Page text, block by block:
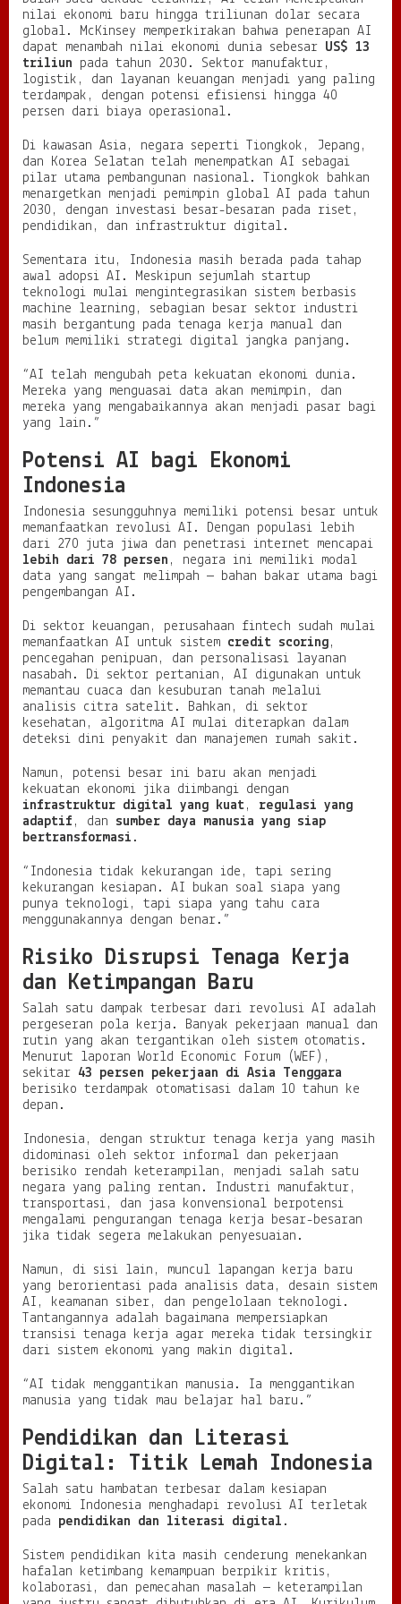
nilai ekonomi baru hingga triliunan dolar secara
global. McKinsey memperkirakan bahwa penerapan AI
dapat menambah nilai ekonomi dunia sebesar US$ 13
triliun pada tahun 2030. Sektor manufaktur,
logistik, dan layanan keuangan menjadi yang paling
terdampak, dengan potensi efisiensi hingga 40
persen dari biaya operasional.
Di kawasan Asia, negara seperti Tiongkok, Jepang,
dan Korea Selatan telah menempatkan AI sebagai
pilar utama pembangunan nasional. Tiongkok bahkan
menargetkan menjadi pemimpin global AI pada tahun
2030, dengan investasi besar-besaran pada riset,
pendidikan, dan infrastruktur digital.
Sementara itu, Indonesia masih berada pada tahap
awal adopsi AI. Meskipun sejumlah startup
teknologi mulai mengintegrasikan sistem berbasis
machine learning, sebagian besar sektor industri
masih bergantung pada tenaga kerja manual dan
belum memiliki strategi digital jangka panjang.
“AI telah mengubah peta kekuatan ekonomi dunia.
Mereka yang menguasai data akan memimpin, dan
mereka yang mengabaikannya akan menjadi pasar bagi
yang lain.”
Potensi AI bagi Ekonomi
Indonesia
Indonesia sesungguhnya memiliki potensi besar untuk
memanfaatkan revolusi AI. Dengan populasi lebih
dari 270 juta jiwa dan penetrasi internet mencapai
lebih dari 78 persen , negara ini memiliki modal
data yang sangat melimpah — bahan bakar utama bagi
pengembangan AI.
Di sektor keuangan, perusahaan fintech sudah mulai
memanfaatkan AI untuk sistem credit scoring,
pencegahan penipuan, dan personalisasi layanan
nasabah. Di sektor pertanian, AI digunakan untuk
memantau cuaca dan kesuburan tanah melalui
analisis citra satelit. Bahkan, di sektor
kesehatan, algoritma AI mulai diterapkan dalam
deteksi dini penyakit dan manajemen rumah sakit.
Namun, potensi besar ini baru akan menjadi
kekuatan ekonomi jika diimbangi dengan
infrastruktur digital yang kuat, regulasi yang
adaptif , dan sumber daya manusia yang siap
bertransformasi .
“Indonesia tidak kekurangan ide, tapi sering
kekurangan kesiapan. AI bukan soal siapa yang
punya teknologi, tapi siapa yang tahu cara
menggunakannya dengan benar.”
Risiko Disrupsi Tenaga Kerja
dan Ketimpangan Baru
Salah satu dampak terbesar dari revolusi AI adalah
pergeseran pola kerja. Banyak pekerjaan manual dan
rutin yang akan tergantikan oleh sistem otomatis.
Menurut laporan World Economic Forum (WEF),
sekitar 43 persen pekerjaan di Asia Tenggara
berisiko terdampak otomatisasi dalam 10 tahun ke
depan.
Indonesia, dengan struktur tenaga kerja yang masih
didominasi oleh sektor informal dan pekerjaan
berisiko rendah keterampilan, menjadi salah satu
negara yang paling rentan. Industri manufaktur,
transportasi, dan jasa konvensional berpotensi
mengalami pengurangan tenaga kerja besar-besaran
jika tidak segera melakukan penyesuaian.
Namun, di sisi lain, muncul lapangan kerja baru
yang berorientasi pada analisis data, desain sistem
AI, keamanan siber, dan pengelolaan teknologi.
Tantangannya adalah bagaimana mempersiapkan
transisi tenaga kerja agar mereka tidak tersingkir
dari sistem ekonomi yang makin digital.
“AI tidak menggantikan manusia. Ia menggantikan
manusia yang tidak mau belajar hal baru.”
Pendidikan dan Literasi
Digital: Titik Lemah Indonesia
Salah satu hambatan terbesar dalam kesiapan
ekonomi Indonesia menghadapi revolusi AI terletak
pada pendidikan dan literasi digital .
Sistem pendidikan kita masih cenderung menekankan
hafalan ketimbang kemampuan berpikir kritis,
kolaborasi, dan pemecahan masalah — keterampilan